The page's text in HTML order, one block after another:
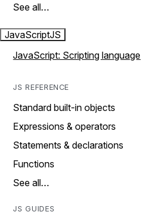
See all…
JavaScriptJS
JavaScript: Scripting language
JS REFERENCE
Standard built-in objects
Expressions & operators
Statements & declarations
Functions
See all…
JS GUIDES